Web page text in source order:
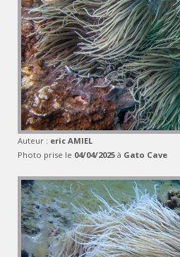
Auteur : eric AMIEL
Photo prise le 04/04/2025 à Gato Cave